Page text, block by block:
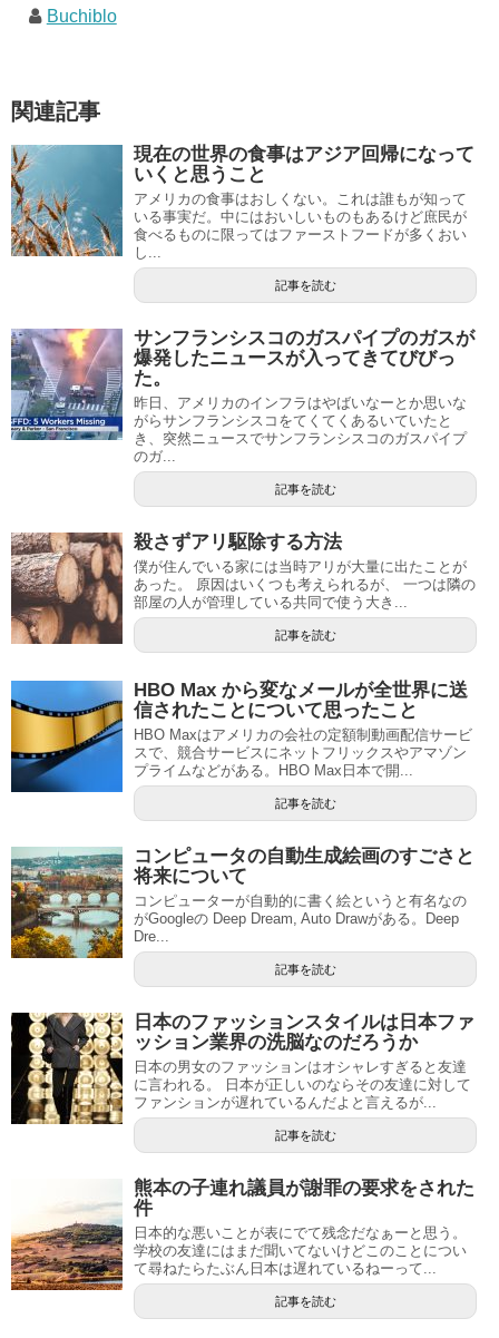
Buchiblo
関連記事
現在の世界の食事はアジア回帰になって
いくと思うこと
アメリカの食事はおしくない。これは誰もが知って
いる事実だ。中にはおいしいものもあるけど庶民が
食べるものに限ってはファーストフードが多くおい
し...
記事を読む
サンフランシスコのガスパイプのガスが
爆発したニュースが入ってきてびびっ
た。
昨日、アメリカのインフラはやばいなーとか思いな
がらサンフランシスコをてくてくあるいていたと
き、突然ニュースでサンフランシスコのガスパイプ
のガ...
記事を読む
殺さずアリ駆除する方法
僕が住んでいる家には当時アリが大量に出たことが
あった。 原因はいくつも考えられるが、 一つは隣の
部屋の人が管理している共同で使う大き...
記事を読む
HBO Max から変なメールが全世界に送
信されたことについて思ったこと
HBO Maxはアメリカの会社の定額制動画配信サービ
スで、競合サービスにネットフリックスやアマゾン
プライムなどがある。HBO Max日本で開...
記事を読む
コンピュータの自動生成絵画のすごさと
将来について
コンピューターが自動的に書く絵というと有名なの
がGoogleの Deep Dream, Auto Drawがある。Deep
Dre...
記事を読む
日本のファッションスタイルは日本ファ
ッション業界の洗脳なのだろうか
日本の男女のファッションはオシャレすぎると友達
に言われる。 日本が正しいのならその友達に対して
ファンションが遅れているんだよと言えるが...
記事を読む
熊本の子連れ議員が謝罪の要求をされた
件
日本的な悪いことが表にでて残念だなぁーと思う。
学校の友達にはまだ聞いてないけどこのことについ
て尋ねたらたぶん日本は遅れているねーって...
記事を読む